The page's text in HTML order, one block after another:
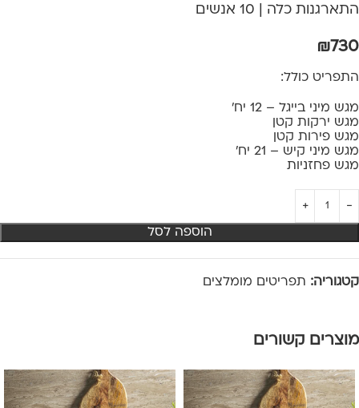
התארגנות כלה | 10 אנשים
₪730
התפריט כולל:
מגש מיני בייגל – 12 יח'
מגש ירקות קטן
מגש פירות קטן
מגש מיני קיש – 21 יח'
מגש פחזניות
הוספה לסל
קטגוריה: תפריטים מומלצים
מוצרים קשורים